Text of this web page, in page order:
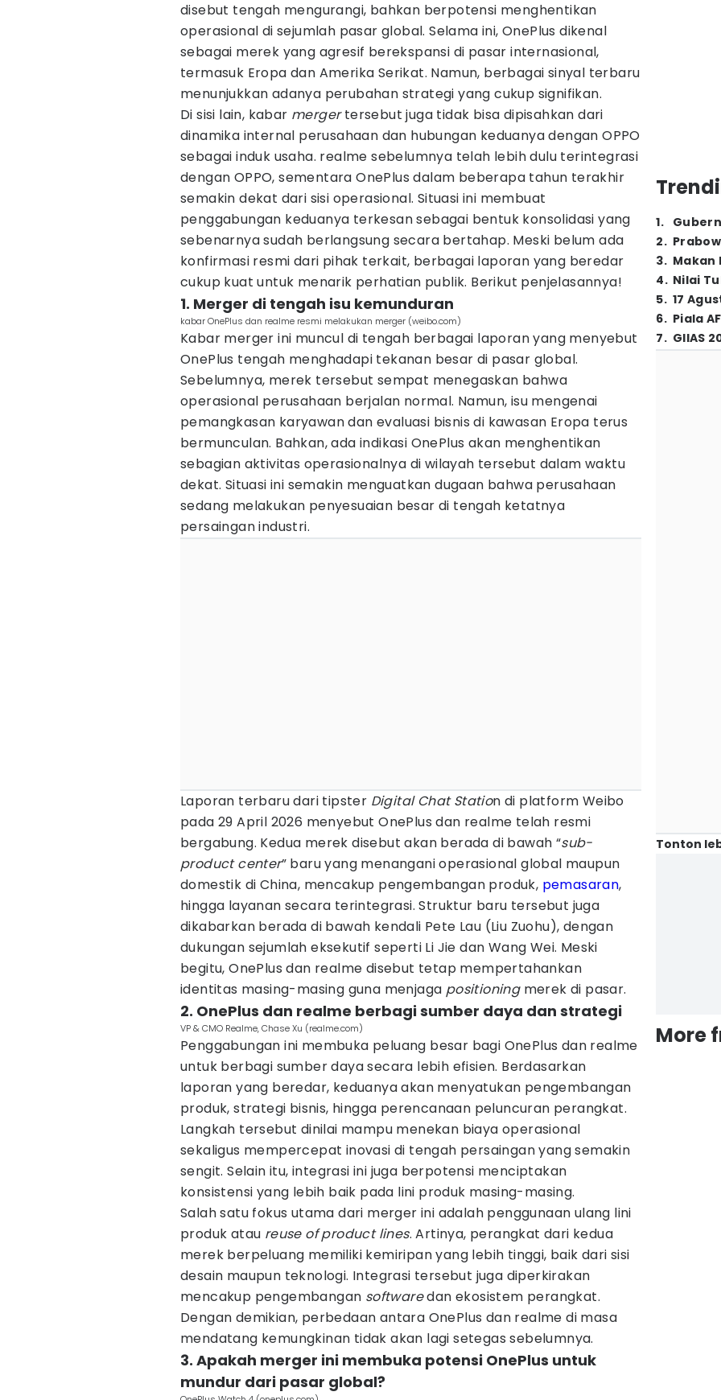
disebut tengah mengurangi, bahkan berpotensi menghentikan
operasional di sejumlah pasar global. Selama ini, OnePlus dikenal
sebagai merek yang agresif berekspansi di pasar internasional,
termasuk Eropa dan Amerika Serikat. Namun, berbagai sinyal terbaru
menunjukkan adanya perubahan strategi yang cukup signifikan.
Di sisi lain, kabar mergertersebut juga tidak bisa dipisahkan dari
dinamika internal perusahaan dan hubungan keduanya dengan OPPO
sebagai induk usaha. realme sebelumnya telah lebih dulu terintegrasi
dengan OPPO, sementara OnePlus dalam beberapa tahun terakhir
semakin dekat dari sisi operasional. Situasi ini membuat
penggabungan keduanya terkesan sebagai bentuk konsolidasi yang
sebenarnya sudah berlangsung secara bertahap. Meski belum ada
konfirmasi resmi dari pihak terkait, berbagai laporan yang beredar
cukup kuat untuk menarik perhatian publik. Berikut penjelasannya!
1. Merger di tengah isu kemunduran
kabar OnePlus dan realme resmi melakukan merger (weibo.com)
Kabar merger ini muncul di tengah berbagai laporan yang menyebut
OnePlus tengah menghadapi tekanan besar di pasar global.
Sebelumnya, merek tersebut sempat menegaskan bahwa
operasional perusahaan berjalan normal. Namun, isu mengenai
pemangkasan karyawan dan evaluasi bisnis di kawasan Eropa terus
bermunculan. Bahkan, ada indikasi OnePlus akan menghentikan
sebagian aktivitas operasionalnya di wilayah tersebut dalam waktu
dekat. Situasi ini semakin menguatkan dugaan bahwa perusahaan
sedang melakukan penyesuaian besar di tengah ketatnya
persaingan industri.
Laporan terbaru dari tipster Digital Chat Station di platform Weibo
pada 29 April 2026 menyebut OnePlus dan realme telah resmi
bergabung. Kedua merek disebut akan berada di bawah “sub-
product center” baru yang menangani operasional global maupun
domestik di China, mencakup pengembangan produk, pemasaran,
hingga layanan secara terintegrasi. Struktur baru tersebut juga
dikabarkan berada di bawah kendali Pete Lau (Liu Zuohu), dengan
dukungan sejumlah eksekutif seperti Li Jie dan Wang Wei. Meski
begitu, OnePlus dan realme disebut tetap mempertahankan
identitas masing-masing guna menjaga positioningmerek di pasar.
2. OnePlus dan realme berbagi sumber daya dan strategi
VP & CMO Realme, Chase Xu (realme.com)
Penggabungan ini membuka peluang besar bagi OnePlus dan realme
untuk berbagi sumber daya secara lebih efisien. Berdasarkan
laporan yang beredar, keduanya akan menyatukan pengembangan
produk, strategi bisnis, hingga perencanaan peluncuran perangkat.
Langkah tersebut dinilai mampu menekan biaya operasional
sekaligus mempercepat inovasi di tengah persaingan yang semakin
sengit. Selain itu, integrasi ini juga berpotensi menciptakan
konsistensi yang lebih baik pada lini produk masing-masing.
Salah satu fokus utama dari merger ini adalah penggunaan ulang lini
produk atau reuse of product lines. Artinya, perangkat dari kedua
merek berpeluang memiliki kemiripan yang lebih tinggi, baik dari sisi
desain maupun teknologi. Integrasi tersebut juga diperkirakan
mencakup pengembangan softwaredan ekosistem perangkat.
Dengan demikian, perbedaan antara OnePlus dan realme di masa
mendatang kemungkinan tidak akan lagi setegas sebelumnya.
3. Apakah merger ini membuka potensi OnePlus untuk
mundur dari pasar global?
1.
2.
3. Makan
4. Nilai
5. 17
6. Piala
7. GIIAS
Tonton
More